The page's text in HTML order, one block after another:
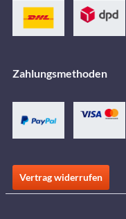
Zahlungsmethoden
Vertrag widerrufen